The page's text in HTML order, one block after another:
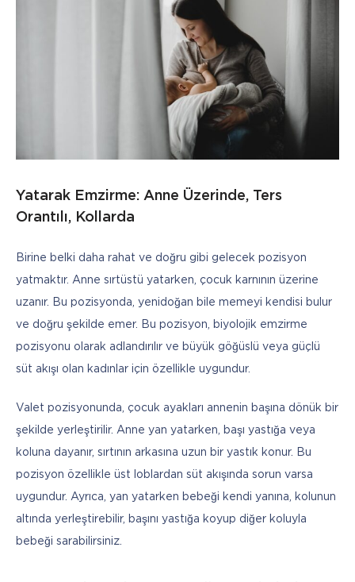
Yatarak Emzirme: Anne Üzerinde, Ters
Orantılı, Kollarda
Birine belki daha rahat ve doğru gibi gelecek pozisyon
yatmaktır. Anne sırtüstü yatarken, çocuk karnının üzerine
uzanır. Bu pozisyonda, yenidoğan bile memeyi kendisi bulur
ve doğru şekilde emer. Bu pozisyon, biyolojik emzirme
pozisyonu olarak adlandırılır ve büyük göğüslü veya güçlü
süt akışı olan kadınlar için özellikle uygundur.
Valet pozisyonunda, çocuk ayakları annenin başına dönük bir
şekilde yerleştirilir. Anne yan yatarken, başı yastığa veya
koluna dayanır, sırtının arkasına uzun bir yastık konur. Bu
pozisyon özellikle üst loblardan süt akışında sorun varsa
uygundur. Ayrıca, yan yatarken bebeği kendi yanına, kolunun
altında yerleştirebilir, başını yastığa koyup diğer koluyla
bebeği sarabilirsiniz.